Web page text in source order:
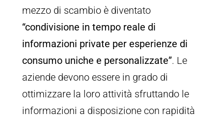
mezzo di scambio è diventato
“condivisione in tempo reale di
informazioni private per esperienze di
consumo uniche e personalizzate”. Le
aziende devono essere in grado di
ottimizzare la loro attività sfruttando le
informazioni a disposizione con rapidità